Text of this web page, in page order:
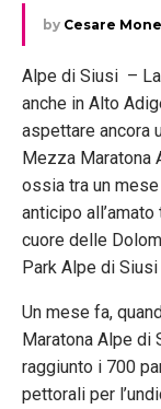
by Cesare
Alpe di Siusi –
anche in Alto
aspettare ancora
Mezza Maratona
ossia tra un mese
anticipo
cuore delle
Park Alpe di
Un mese fa,
Maratona Alpe di
raggiunto i 700
pettorali per